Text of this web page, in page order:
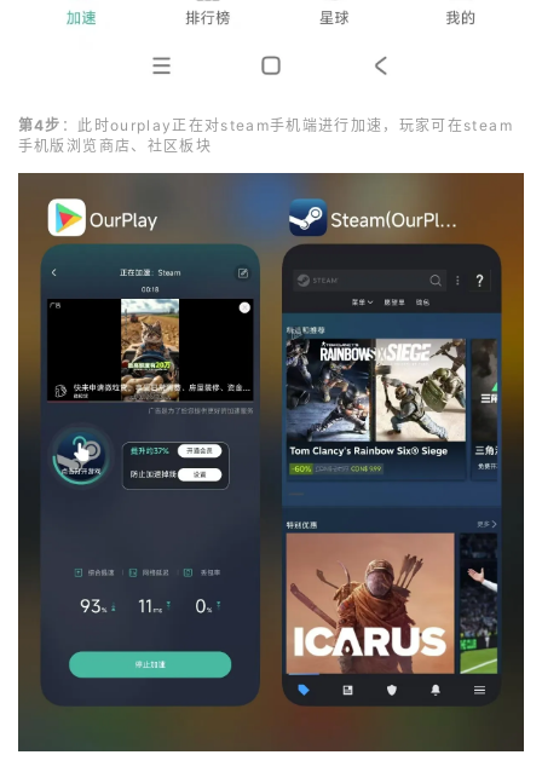
第4步 ：此时ourplay正在对steam手机端进行加速，玩家可在steam
手机版浏览商店、社区板块